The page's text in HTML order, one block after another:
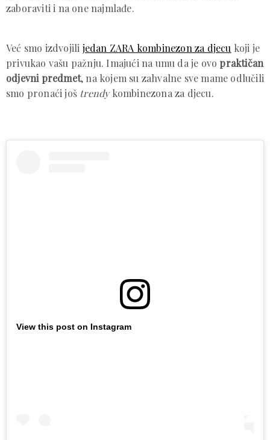
zaboraviti i na one najmlađe.
Već smo izdvojili jedan ZARA kombinezon za djecu koji je
privukao vašu pažnju. Imajući na umu da je ovopraktičan
odjevni predmet, na kojem su zahvalne sve mame odlučili
smo pronaći još trendykombinezona za djecu.
View this post on Instagram